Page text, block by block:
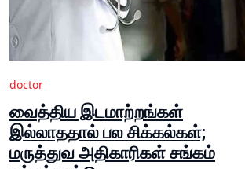
doctor
வைத்திய இடமாற்றங்கள்
இல்லாததால் பல சிக்கல்கள்;
மருத்துவ அதிகாரிகள் சங்கம்